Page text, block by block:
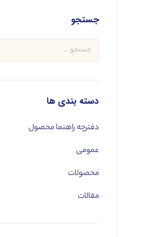
جستجو
دسته بندی ها
دفترچه راهنما محصول
عمومی
محصولات
مقالات